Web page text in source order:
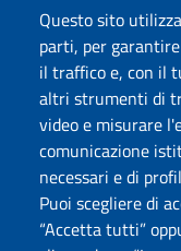
Questo sito
parti, per
il traffico e, con il
altri strumenti di
video e misurare
comunicazione
necessari e di
Puoi scegliere di
“Accetta tutti”
Università degli
Piazza Università 21,
Tel.: 800 882994
RETTORE:
Seguici su
Chatta con noi